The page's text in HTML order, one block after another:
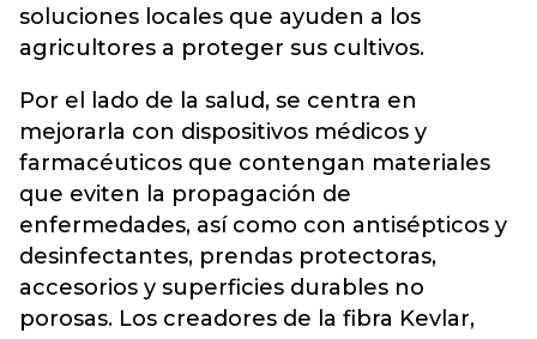
soluciones locales que ayuden a los
agricultores a proteger sus cultivos.
Por el lado de la salud, se centra en
mejorarla con dispositivos médicos y
farmacéuticos que contengan materiales
que eviten la propagación de
enfermedades, así como con antisépticos y
desinfectantes, prendas protectoras,
accesorios y superficies durables no
porosas. Los creadores de la fibra Kevlar,